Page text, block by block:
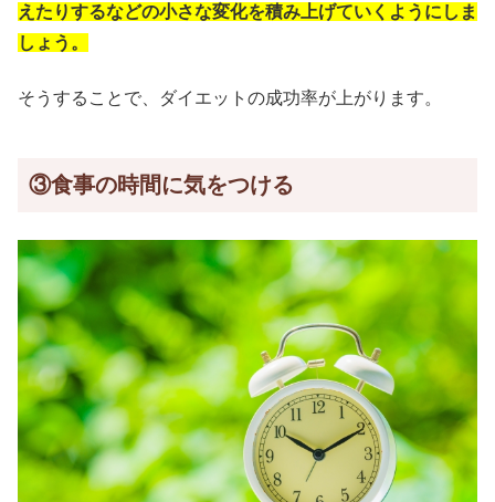
えたりするなどの小さな変化を積み上げていくようにしま
しょう。
そうすることで、ダイエットの成功率が上がります。
③食事の時間に気をつける